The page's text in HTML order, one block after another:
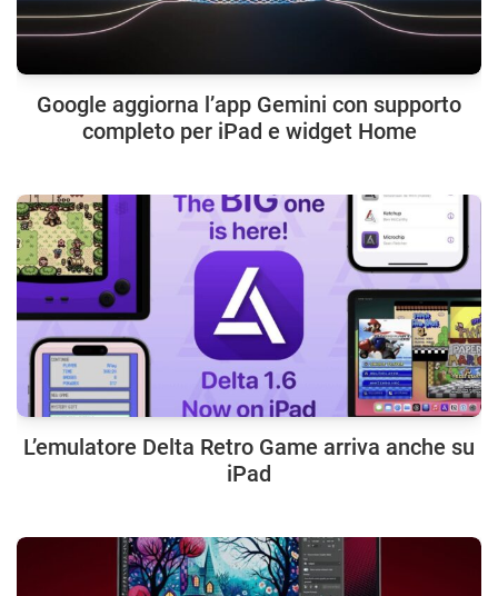
Google aggiorna l’app Gemini con supporto
completo per iPad e widget Home
L’emulatore Delta Retro Game arriva anche su
iPad